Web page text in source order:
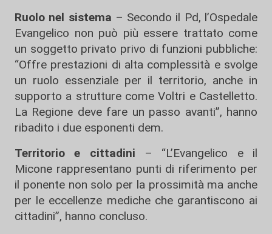
Ruolo nel sistema – Secondo il Pd, l’Ospedale
Evangelico non può più essere trattato come
un soggetto privato privo di funzioni pubbliche:
“Offre prestazioni di alta complessità e svolge
un ruolo essenziale per il territorio, anche in
supporto a strutture come Voltri e Castelletto.
La Regione deve fare un passo avanti”, hanno
ribadito i due esponenti dem.
Territorio e cittadini – “L’Evangelico e il
Micone rappresentano punti di riferimento per
il ponente non solo per la prossimità ma anche
per le eccellenze mediche che garantiscono ai
cittadini”, hanno concluso.